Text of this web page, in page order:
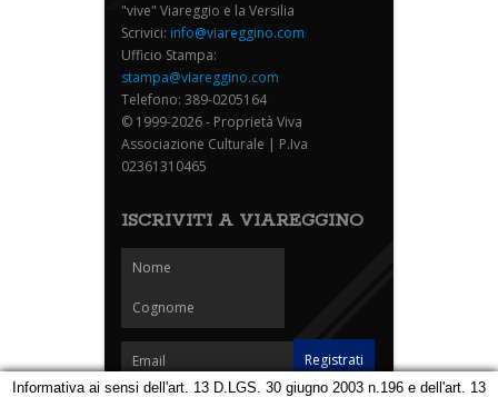
"vive" Viareggio e la Versilia
Scrivici: info@viareggino.com
Ufficio Stampa:
stampa@viareggino.com
Telefono: 389-0205164
© 1999-2026 - Proprietà Viva
Associazione Culturale | P.Iva
02361310465
ISCRIVITI A VIAREGGINO
Informativa ai sensi dell'art. 13 D.LGS. 30 giugno 2003 n.196 e dell'art. 13